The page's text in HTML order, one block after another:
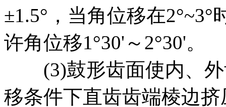
±1.5°，当角位移在
许角位移1°30'～2°30'。
(3)鼓形齿面使内、外
移条件下直齿齿端棱边